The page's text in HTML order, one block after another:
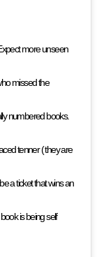
more unseen
missed the
numbered books.
tenner ( they are
a ticket that wins an
is being self